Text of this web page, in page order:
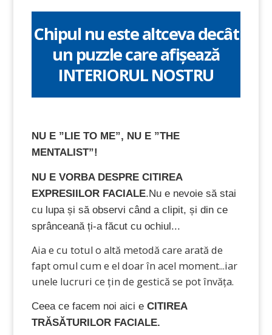
Chipul nu este altceva decât
un puzzle care afișează
INTERIORUL NOSTRU
NU E ”LIE TO ME”, NU E ”THE
MENTALIST”!
NU E VORBA DESPRE CITIREA
EXPRESIILOR FACIALE.Nu e nevoie să stai
cu lupa și să observi când a clipit, și din ce
sprânceană ți-a făcut cu ochiul...
Aia e cu totul o altă metodă care arată de
fapt omul cum e el doar în acel moment...iar
unele lucruri ce țin de gestică se pot învăța.
Ceea ce facem noi aici eCITIREA
TRĂSĂTURILOR FACIALE.